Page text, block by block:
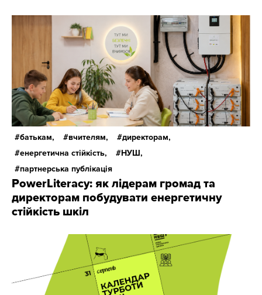
батькам, вчителям,
директорам,
енергетична стійкість,
НУШ,
партнерська публікація
PowerLiteracy: як лідерам громад та
директорам побудувати енергетичну
стійкість шкіл